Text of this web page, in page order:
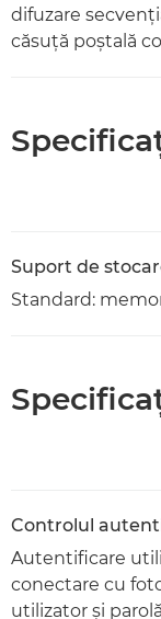
difuzare
căsuţă poştală
Suport de
Standard:
Controlul
Autentificare
conectare cu
utilizator şi